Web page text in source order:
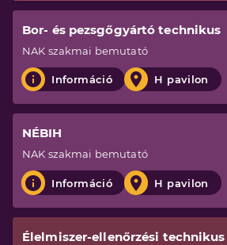
Bor- és pezsgőgyártó technikus
NAK szakmai bemutató
Információ H pavilon
NÉBIH
NAK szakmai bemutató
Információ H pavilon
Élelmiszer-ellenőrzési technikus